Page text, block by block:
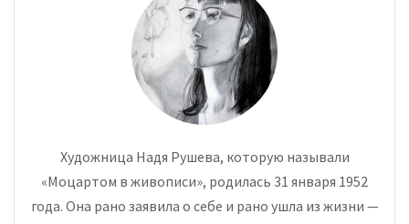
Художница Надя Рушева, которую называли
«Моцартом в живописи», родилась 31 января 1952
года. Она рано заявила о себе и рано ушла из жизни —